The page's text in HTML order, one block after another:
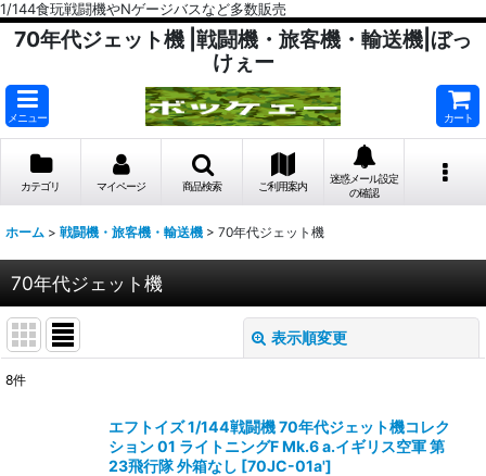
1/144食玩戦闘機やNゲージバスなど多数販売
70年代ジェット機 |戦闘機・旅客機・輸送機|ぼっ
けぇー
メニュー カート
カテゴリ マイページ 商品検索 ご利用案内
迷惑メール設定
の確認
ホーム > 戦闘機・旅客機・輸送機 > 70年代ジェット機
70年代ジェット機
表示順変更
8件
エフトイズ 1/144戦闘機 70年代ジェット機コレク
ション 01 ライトニングF Mk.6 a.イギリス空軍 第
23飛行隊 外箱なし [70JC-01a']